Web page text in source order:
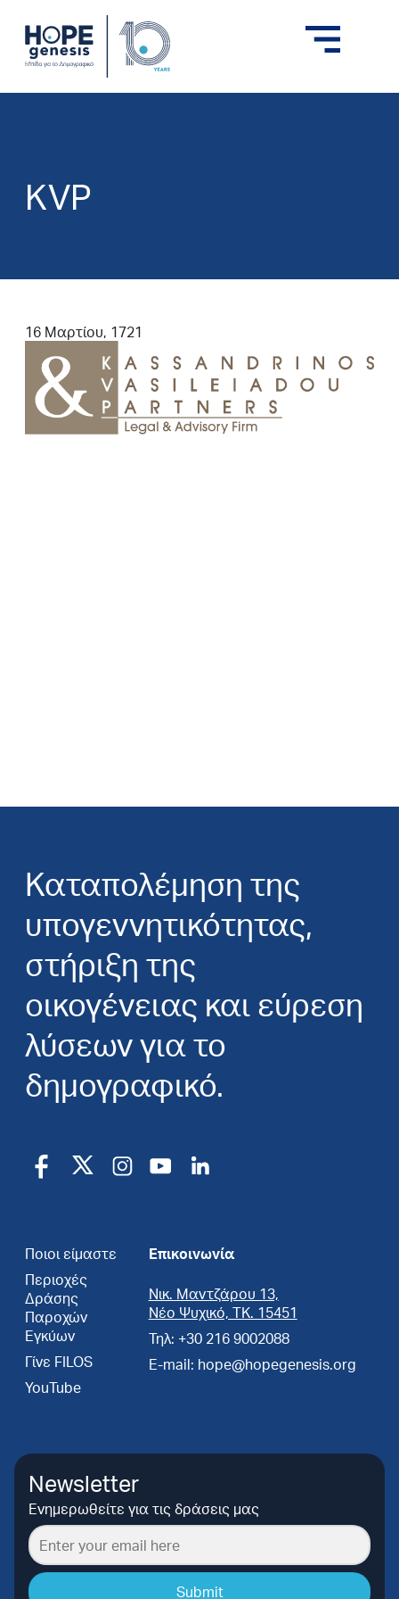
KVP
16 Μαρτίου, 1721
Καταπολέμηση της
υπογεννητικότητας,
στήριξη της
οικογένειας και εύρεση
λύσεων για το
δημογραφικό.
Ποιοι είμαστε
Περιοχές
Δράσης
Παροχών
Εγκύων
Γίνε FILOS
YouTube
Επικοινωνία
Νικ. Μαντζάρου 13,
Νέο Ψυχικό, ΤΚ. 15451
Τηλ: +30 216 9002088
E-mail: hope@hopegenesis.org
Newsletter
Ενημερωθείτε για τις δράσεις μας
Submit